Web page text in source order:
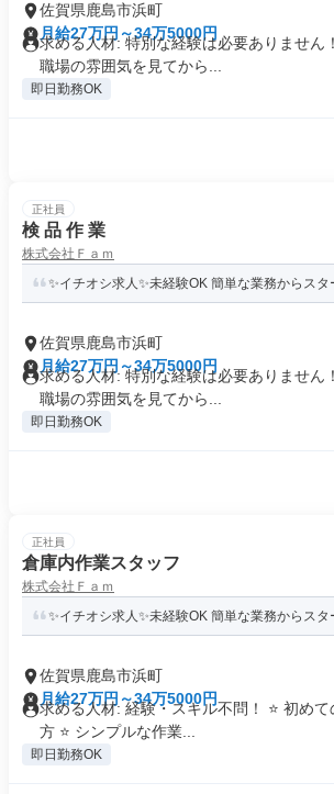
佐賀県鹿島市浜町
月給27万円～34万5000円
求める人材: 特別な経験は必要ありません
職場の雰囲気を見てから...
即日勤務OK
正社員
検 品 作 業
株式会社Ｆａｍ
✨イチオシ求人✨未経験OK 簡単な業務からスタ
佐賀県鹿島市浜町
月給27万円～34万5000円
求める人材: 特別な経験は必要ありません
職場の雰囲気を見てから...
即日勤務OK
正社員
倉庫内作業スタッフ
株式会社Ｆａｍ
✨イチオシ求人✨未経験OK 簡単な業務からスタ
佐賀県鹿島市浜町
月給27万円～34万5000円
求める人材: 経験・スキル不問！ ⭐ 初め
方 ⭐ シンプルな作業...
即日勤務OK